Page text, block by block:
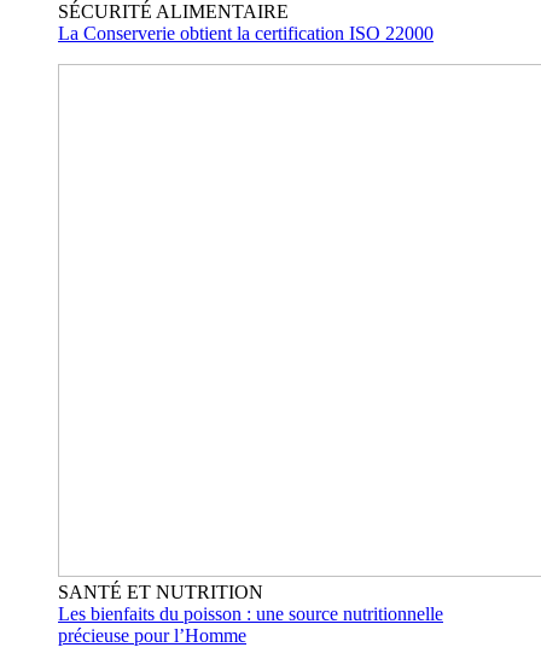
SÉCURITÉ ALIMENTAIRE
La Conserverie obtient la certification ISO 22000
SANTÉ ET NUTRITION
Les bienfaits du poisson : une source nutritionnelle
précieuse pour l’Homme